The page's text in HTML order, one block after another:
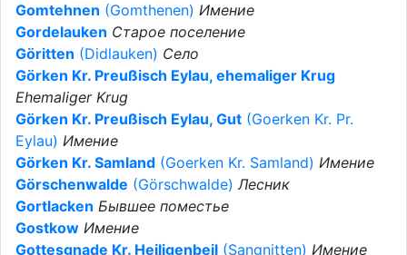
Gomtehnen (Gomthenen) Имение
Gordelauken Старое поселение
Göritten (Didlauken) Село
Görken Kr. Preußisch Eylau, ehemaliger Krug
Ehemaliger Krug
Görken Kr. Preußisch Eylau, Gut (Goerken Kr. Pr.
Eylau) Имение
Görken Kr. Samland (Goerken Kr. Samland) Имение
Görschenwalde (Görschwalde)Лесник
Gortlacken Бывшее поместье
Gostkow Имение
Gottesgnade Kr. Heiligenbeil (Sangnitten) Имение